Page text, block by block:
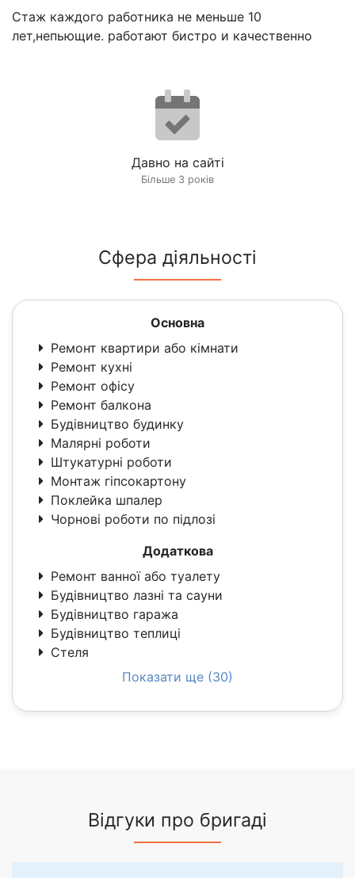
Стаж каждого работника не меньше 10
лет,непьющие. работают бистро и качественно
Давно на сайті
Більше 3 років
Сфера діяльності
Основна
Ремонт квартири або кімнати
Ремонт кухні
Ремонт офісу
Ремонт балкона
Будівництво будинку
Малярні роботи
Штукатурні роботи
Монтаж гіпсокартону
Поклейка шпалер
Чорнові роботи по підлозі
Додаткова
Ремонт ванної або туалету
Будівництво лазні та сауни
Будівництво гаража
Будівництво теплиці
Стеля
Показати ще (30)
Відгуки про бригаді